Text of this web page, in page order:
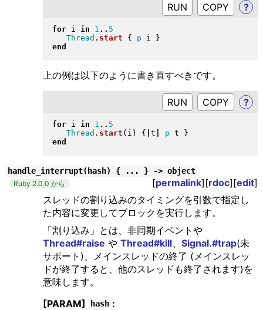
RUN ?
for i in 1 .. 5
Thread . start { p i }
end
上の例は以下のように書き直すべきです。
RUN ?
for i in 1 .. 5
Thread . start ( i ) { t p t
}
end
handle_interrupt(hash) { ... } -> object
Ruby 2.0.0 から [permalink][rdoc][edit]
スレッドの割り込みのタイミングを引数で指定し
た内容に変更してブロックを実行します。
「割り込み」とは、非同期イベントや
Thread#raise や Thread#kill、 Signal.#trap(未
サポート)、メインスレッドの終了 (メインスレッ
ドが終了すると、他のスレッドも終了されます)を
意味します。
[PARAM]
hash :